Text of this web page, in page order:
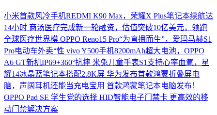
小米首款风冷手机REDMI K90 Max，荣耀X Plus笔记本续航达
14小时 商汤医疗完成新一轮融资，估值突破10亿美元，领跑
全球医疗世界模 OPPO Reno15 Pro“为直播而生”，爱玛马赫S1
Pro电动车外卖“性 vivo Y500手机8200mAh超大电池，OPPO
A6 GT新机IP69+360°抗摔 米兔儿童手表S1支持心率血氧，星
耀14冰晶蓝笔记本搭配2.8K屏 华为发布首款鸿蒙折叠屏电
脑，声阔耳机还能当充电宝用 首款鸿蒙笔记本电脑发布！
OPPO Pad SE 学生党的选择 HID智能电子门禁卡 更高效的移
动门禁解决方案